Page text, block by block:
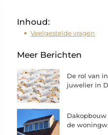
Inhoud:
Veelgestelde vragen
Meer Berichten
De rol van
juwelier in
de